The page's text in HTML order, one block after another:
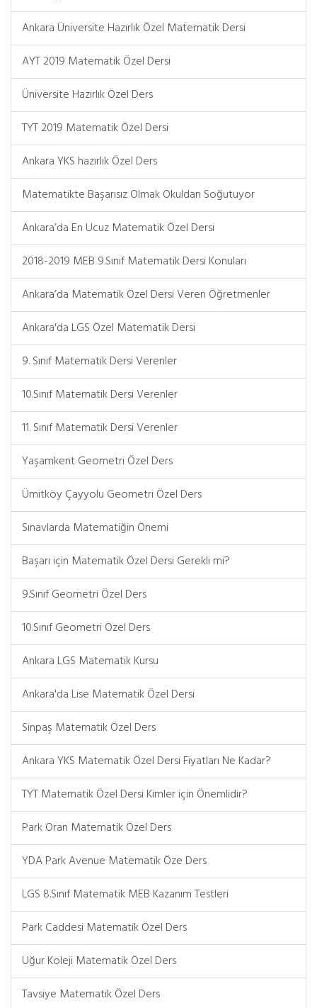
Ankara Üniversite Hazırlık Özel Matematik Dersi
AYT 2019 Matematik Özel Dersi
Üniversite Hazırlık Özel Ders
TYT 2019 Matematik Özel Dersi
Ankara YKS hazırlık Özel Ders
Matematikte Başarısız Olmak Okuldan Soğutuyor
Ankara’da En Ucuz Matematik Özel Dersi
2018-2019 MEB 9.Sınıf Matematik Dersi Konuları
Ankara’da Matematik Özel Dersi Veren Öğretmenler
Ankara'da LGS Özel Matematik Dersi
9. Sınıf Matematik Dersi Verenler
10.Sınıf Matematik Dersi Verenler
11. Sınıf Matematik Dersi Verenler
Yaşamkent Geometri Özel Ders
Ümitköy Çayyolu Geometri Özel Ders
Sınavlarda Matematiğin Önemi
Başarı için Matematik Özel Dersi Gerekli mi?
9.Sınıf Geometri Özel Ders
10.Sınıf Geometri Özel Ders
Ankara LGS Matematik Kursu
Ankara'da Lise Matematik Özel Dersi
Sinpaş Matematik Özel Ders
Ankara YKS Matematik Özel Dersi Fiyatları Ne Kadar?
TYT Matematik Özel Dersi Kimler için Önemlidir?
Park Oran Matematik Özel Ders
YDA Park Avenue Matematik Öze Ders
LGS 8.Sınıf Matematik MEB Kazanım Testleri
Park Caddesi Matematik Özel Ders
Uğur Koleji Matematik Özel Ders
Tavsiye Matematik Özel Ders